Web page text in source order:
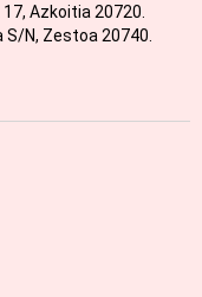
Azkoitia 20720.
N, Zestoa 20740.